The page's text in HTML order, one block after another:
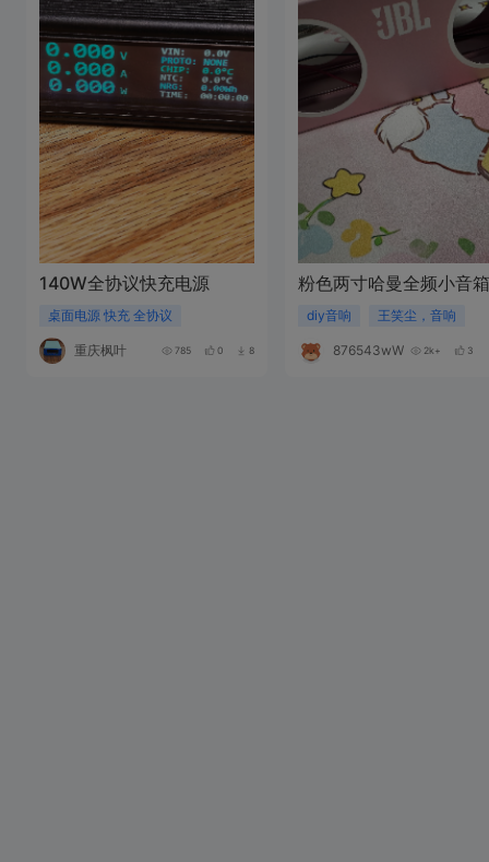
140W全协议快充电源
桌面电源 快充 全协议
重庆枫叶 785 0 8
粉色两寸哈曼全频小音
diy音响 王笑尘，音响
876543wW948P
2k+ 3